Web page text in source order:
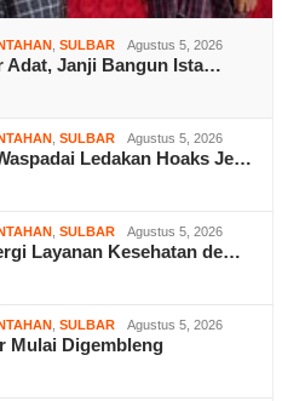
SULBAR Agustus 5, 2026
Adat, Janji Bangun Ista…
SULBAR Agustus 5, 2026
Ledakan Hoaks Je…
SULBAR Agustus 5, 2026
Layanan Kesehatan de…
SULBAR Agustus 5, 2026
Mulai Digembleng